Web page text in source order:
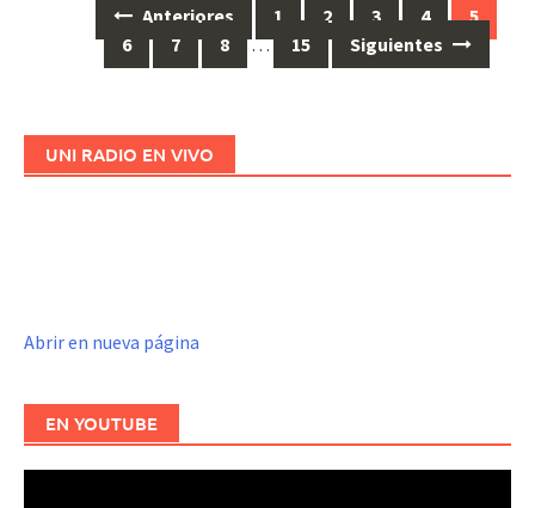
Anteriores 1 2 3 4
5
6
7 8 … 15 Siguientes
UNI RADIO EN VIVO
Abrir en nueva página
EN YOUTUBE